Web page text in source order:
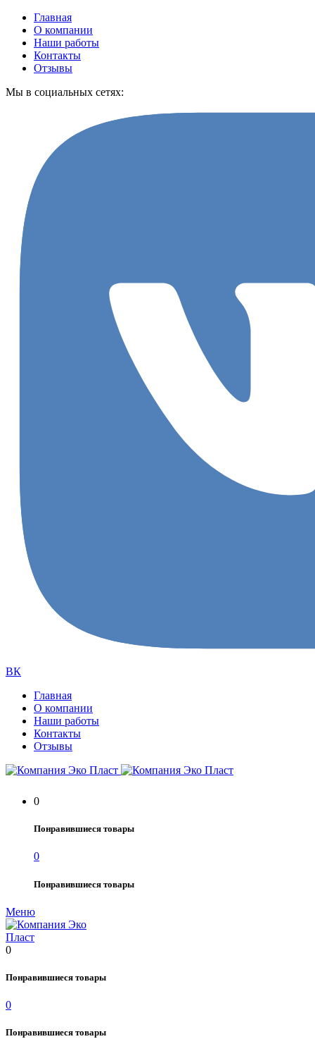
Главная
О компании
Наши работы
Контакты
Отзывы
Мы в социальных сетях:
ВК
Главная
О компании
Наши работы
Контакты
Отзывы
0
Понравившиеся товары
0
Понравившиеся товары
Меню
0
Понравившиеся товары
0
Понравившиеся товары